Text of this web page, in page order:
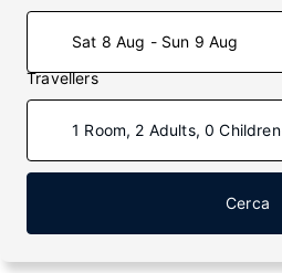
Sat 8 Aug - Sun 9 Aug
Travellers
1 Room, 2 Adults, 0 Children
Cerca